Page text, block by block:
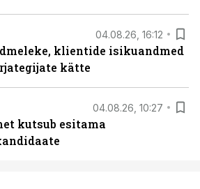
04.08.26, 16:12
klientide isikuandmed
kätte
04.08.26, 10:27
kutsub esitama